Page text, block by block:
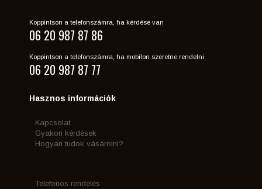
Koppintson a telefonszámra, ha kérdése van
06 20 987 87 86
Koppintson a telefonszámra, ha mobilon szeretne rendelni
06 20 987 87 77
Hasznos információk
Kapcsolat
Gyakori kérdések
Hogyan tudok vásárolni?
Telefonos rendelés